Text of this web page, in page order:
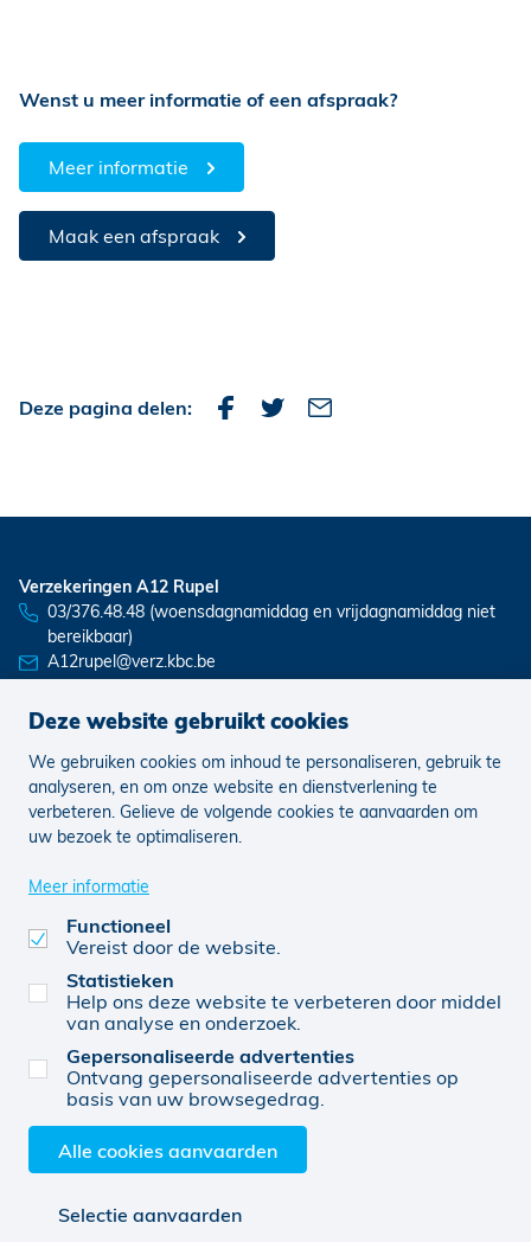
Wenst u meer informatie of een afspraak?
Meer informatie
Maak een afspraak
Deze pagina delen:
Verzekeringen A12 Rupel
03/376.48.48 (woensdagnamiddag en vrijdagnamiddag niet
bereikbaar)
A12rupel@verz.kbc.be
Nieuws Vacatures
0728 765 156 © KBC 2026
Verzekeringen A12 Rupel BV (0728 765 156),
verbonden agent, van KBC Verzekeringen nv,
Leuven, België, BTW BE 0403.552.563, RPR Leuven
Deze website gebruikt cookies
We gebruiken cookies om inhoud te personaliseren, gebruik te
analyseren, en om onze website en dienstverlening te
verbeteren. Gelieve de volgende cookies te aanvaarden om
uw bezoek te optimaliseren.
Meer informatie
Functioneel
Vereist door de website.
Statistieken
Help ons deze website te verbeteren door middel
van analyse en onderzoek.
Gepersonaliseerde advertenties
Ontvang gepersonaliseerde advertenties op
basis van uw browsegedrag.
Alle cookies aanvaarden
Selectie aanvaarden